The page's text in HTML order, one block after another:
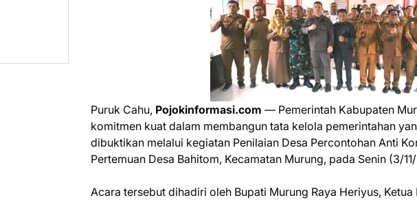
Puruk Cahu, Pojokinformasi.com — Pemerintah Kabupaten
komitmen kuat dalam membangun tata kelola pemerintahan
dibuktikan melalui kegiatan Penilaian Desa Percontohan Anti
Pertemuan Desa Bahitom, Kecamatan Murung, pada Senin (3/
Acara tersebut dihadiri oleh Bupati Murung Raya Heriyus, Ketua